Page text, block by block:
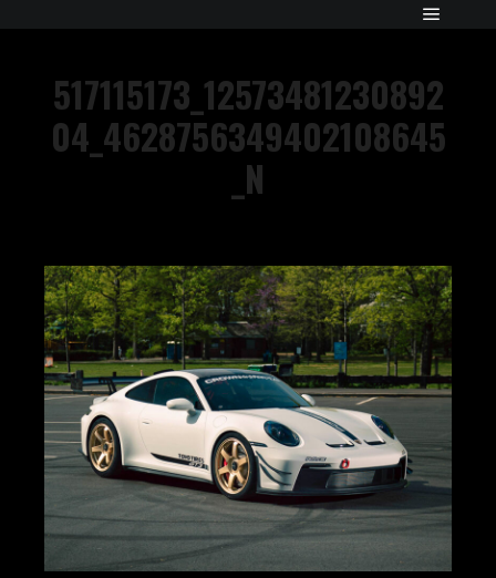
517115173_12573481230892
04_4628756349402108645
_N